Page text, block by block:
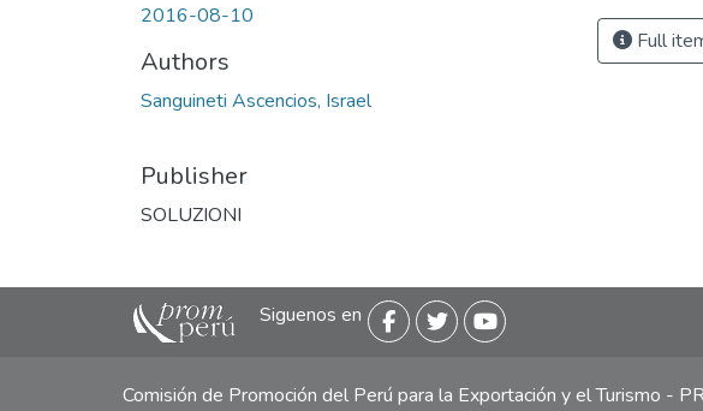
2016-08-10
Authors
Sanguineti Ascencios, Israel
Publisher
SOLUZIONI
Full
Siguenos en
Comisión de Promoción del Perú para la Exportación y el Turismo -